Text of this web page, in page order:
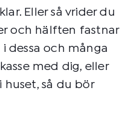
Eller så vrider du
och hälften fastnar
dessa och många
med dig, eller
så du bör